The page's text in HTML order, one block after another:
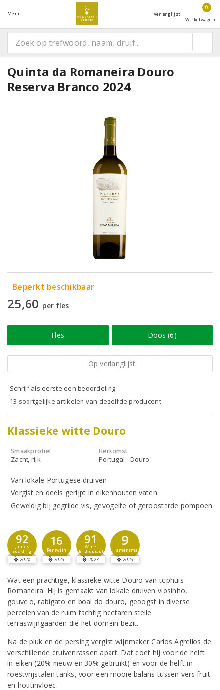
Menu Verlanglijst
0
Winkelwagen
Quinta da Romaneira Douro
Reserva Branco 2024
Beperkt beschikbaar
25,60 per fles
Fles Doos (6)
Op verlanglijst
Schrijf als eerste een beoordeling
13 soortgelijke artikelen van dezelfde producent
Klassieke witte Douro
Smaakprofiel
Zacht, rijk
Herkomst
Portugal - Douro
Van lokale Portugese druiven
Vergist en deels gerijpt in eikenhouten vaten
Geweldig bij gegrilde vis, gevogelte of geroosterde pompoen
92
James
Suckling
2024
16
Perswijn
2023
91
Wine
Enthusiast
2023
9
Hamersma
2023
Wat een prachtige, klassieke witte Douro van tophuis
Romaneira. Hij is gemaakt van lokale druiven viosinho,
gouveio, rabigato en boal do douro, geoogst in diverse
percelen van de ruim tachtig hectaren steile
terraswijngaarden die het domein bezit.
Na de pluk en de persing vergist wijnmaker Carlos Agrellos de
verschillende druivenrassen apart. Dat doet hij voor de helft
in eiken (20% nieuw en 30% gebruikt) en voor de helft in
roestvrijstalen tanks, voor een mooie balans tussen vers fruit
en houtinvloed.